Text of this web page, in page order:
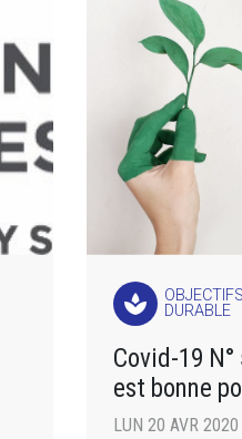
spa
DURABLE
Covid-19
est bonne
LUN 20 AVR 2020